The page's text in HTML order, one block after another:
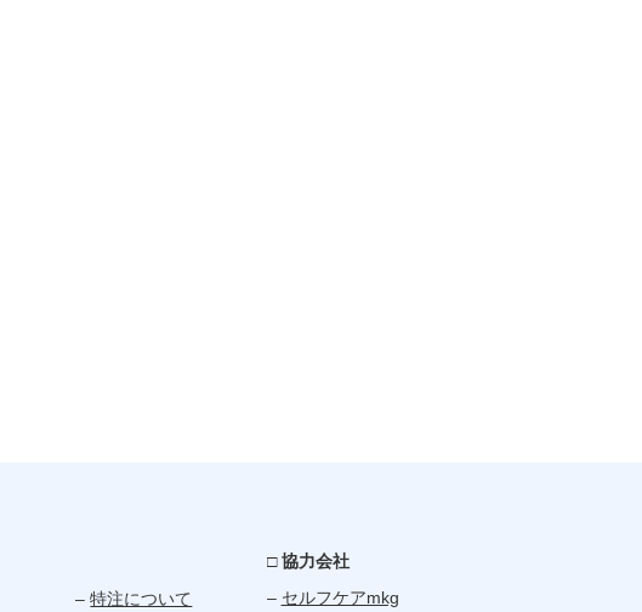
–特注について
□ 協力会社
– セルフケアmkg